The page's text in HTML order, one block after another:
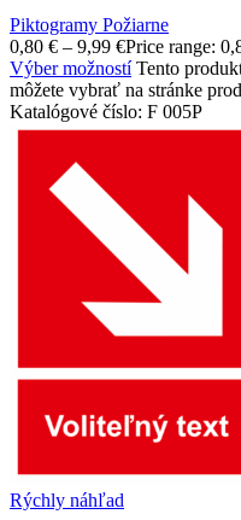
Piktogramy Požiarne
0,80 € – 9,99 €Price range:
Výber možností Tento
môžete vybrať na stránke
Katalógové číslo: F 005P
Rýchly náhľad